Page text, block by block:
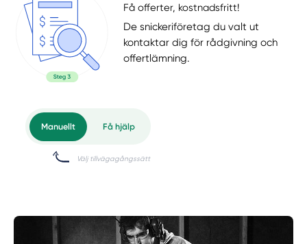
Få offerter, kostnadsfritt!
De snickeriföretag du valt ut
kontaktar dig för rådgivning och
offertlämning.